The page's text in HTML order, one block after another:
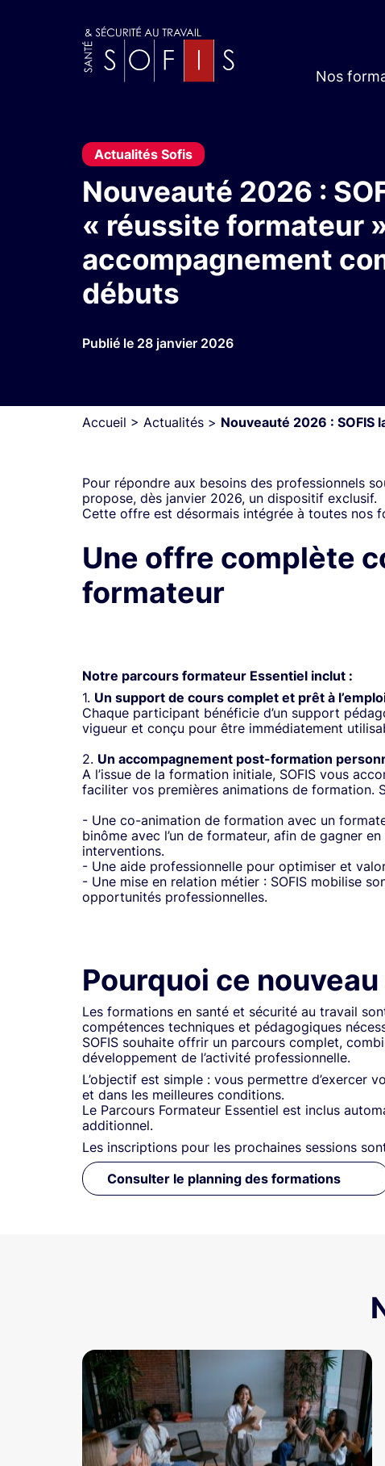
Nos
Actualités Sofis
Nouveauté 2026 :
« réussite formateur
accompagnement
débuts
Publié le 28 janvier 2026
Accueil > Actualités > Nouveauté 2026 :
Pour répondre aux besoins des professionnels
propose, dès janvier 2026, un dispositif exclusif.
Cette offre est désormais intégrée à toutes nos
Une offre complète
formateur
Notre parcours formateur Essentiel inclut :
1. Un support de cours complet et prêt à
Chaque participant bénéficie d’un support
vigueur et conçu pour être immédiatement
2. Un accompagnement post-formation
A l’issue de la formation initiale, SOFIS vous
faciliter vos premières animations de formation.
- Une co-animation de formation avec un
binôme avec l’un de formateur, afin de gagner
interventions.
- Une aide professionnelle pour optimiser et
- Une mise en relation métier : SOFIS mobilise
opportunités professionnelles.
Pourquoi ce
Les formations en santé et sécurité au travail
compétences techniques et pédagogiques
SOFIS souhaite offrir un parcours complet,
développement de l’activité professionnelle.
L’objectif est simple : vous permettre d’exercer
et dans les meilleures conditions.
Le Parcours Formateur Essentiel est inclus
additionnel.
Les inscriptions pour les prochaines sessions
Consulter le planning des formations